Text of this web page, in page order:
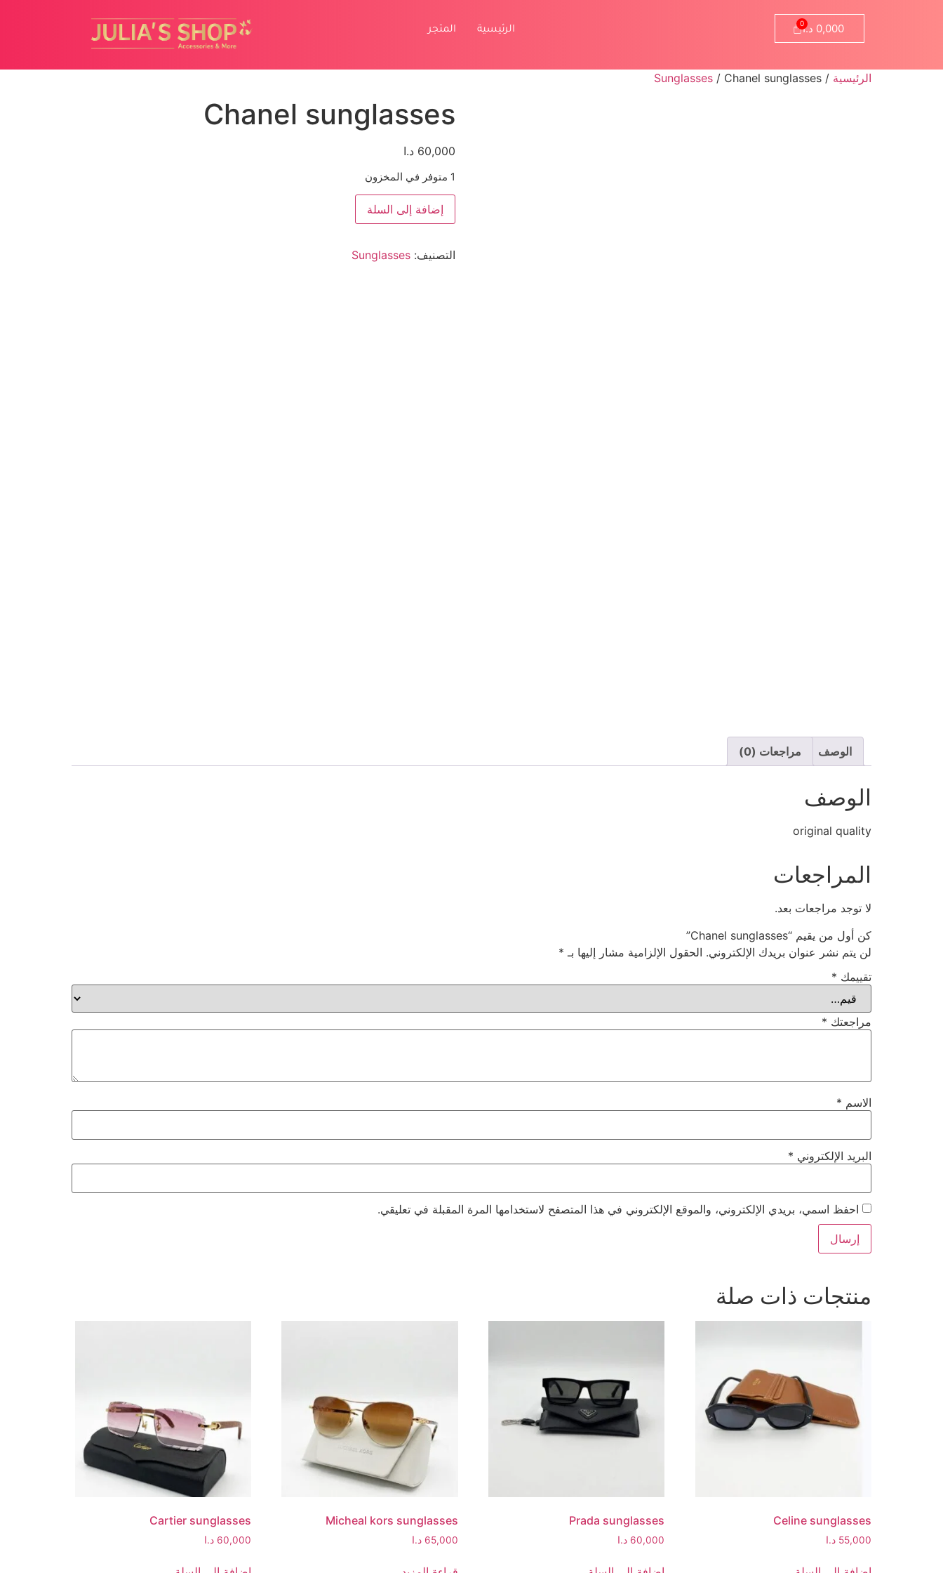
0,000 د.ا الرئيسية المتجر
الرئيسية /
Sunglasses / Chanel sunglasses
Chanel sunglasses
60,000 د.ا
1 متوفر في المخزون
إضافة إلى السلة
التصنيف: Sunglasses
الوصف مراجعات (0)
الوصف
original quality
المراجعات
لا توجد مراجعات بعد.
كن أول من يقيم “Chanel sunglasses”
لن يتم نشر عنوان بريدك الإلكتروني. الحقول الإلزامية مشار إليها بـ *
تقييمك *
مراجعتك *
الاسم *
البريد الإلكتروني *
احفظ اسمي، بريدي الإلكتروني، والموقع الإلكتروني في هذا المتصفح لاستخدامها المرة المقبلة في تعليقي.
منتجات ذات صلة
Celine sunglasses
55,000 د.ا
Prada sunglasses
60,000 د.ا
Micheal kors sunglasses
65,000 د.ا
Cartier sunglasses
60,000 د.ا